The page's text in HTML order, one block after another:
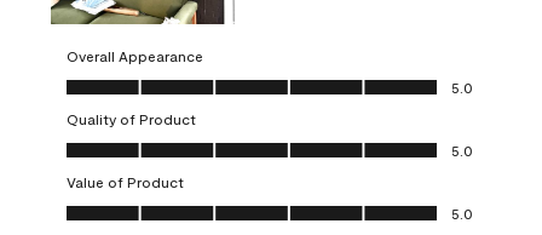
Overall Appearance
Overall Appearance, 5.0 out of 5
5.0
Quality of Product
Quality of Product, 5.0 out of 5
5.0
Value of Product
Value of Product, 5.0 out of 5
5.0